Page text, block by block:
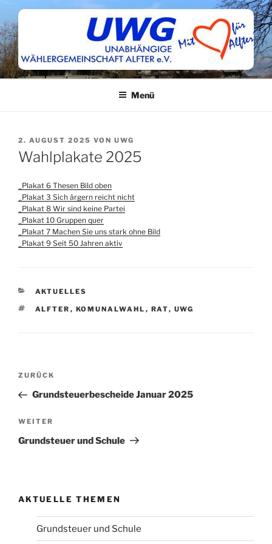
Inhalt
springen
Menü
VERÖFFENTLICHT
AM
2. AUGUST 2025 VON UWG
Wahlplakate 2025
_Plakat 6 Thesen Bild oben
_Plakat 3 Sich ärgern reicht nicht
_Plakat 8 Wir sind keine Partei
_Plakat 10 Gruppen quer
_Plakat 7 Machen Sie uns stark ohne Bild
_Plakat 9 Seit 50 Jahren aktiv
KATEGORIEN
AKTUELLES
SCHLAGWÖRTER
ALFTER , KOMUNALWAHL , RAT, UWG
Beitragsnavigation
Vorheriger
Beitrag
ZURÜCK
Grundsteuerbescheide Januar 2025
Nächster
Beitrag
WEITER
Grundsteuer und Schule
AKTUELLE THEMEN
Grundsteuer und Schule